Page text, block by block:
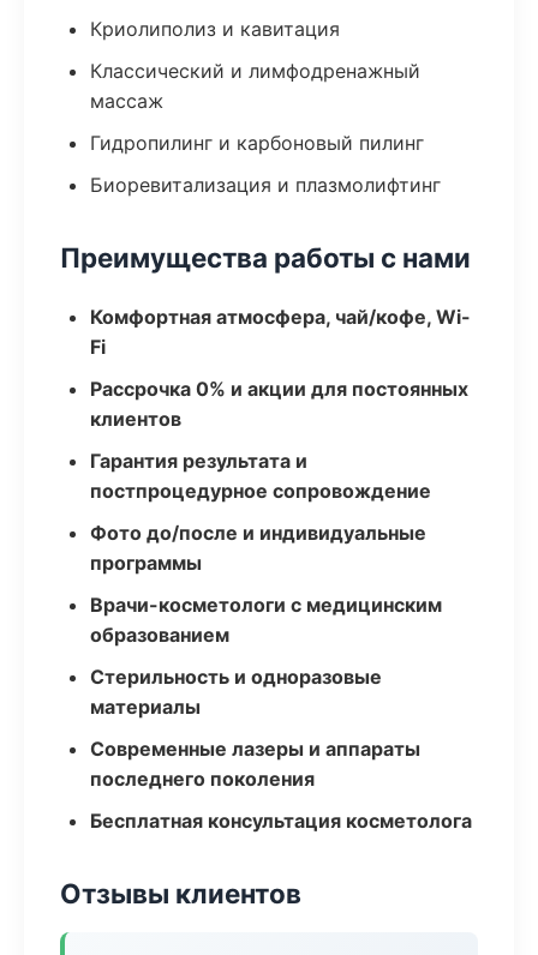
Криолиполиз и кавитация
Классический и лимфодренажный
массаж
Гидропилинг и карбоновый пилинг
Биоревитализация и плазмолифтинг
Преимущества работы с нами
Комфортная атмосфера, чай/кофе, Wi-
Fi
Рассрочка 0% и акции для постоянных
клиентов
Гарантия результата и
постпроцедурное сопровождение
Фото до/после и индивидуальные
программы
Врачи-косметологи с медицинским
образованием
Стерильность и одноразовые
материалы
Современные лазеры и аппараты
последнего поколения
Бесплатная консультация косметолога
Отзывы клиентов